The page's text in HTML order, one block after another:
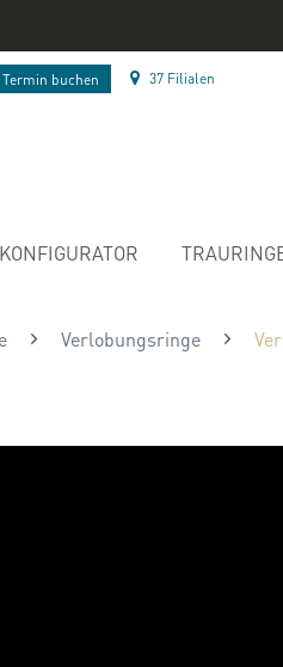
Termin buchen 37 Filialen
KONFIGURATOR
Verlobungsringe